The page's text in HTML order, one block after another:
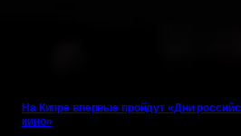
На Кипре впервые пройдут «Дни
кино»